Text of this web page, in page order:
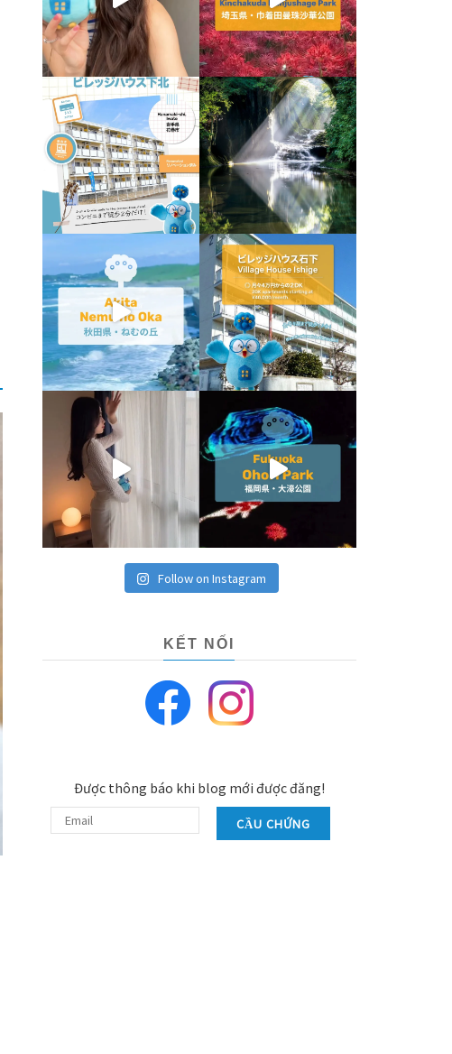
Follow on Instagram
KẾT NỐI
Được thông báo khi blog mới được đăng!
CẦU CHỨNG